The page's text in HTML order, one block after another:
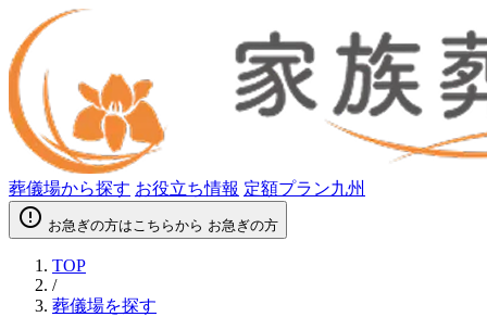
葬儀場から探す お役立ち情報 定額プラン九州
error_outline お急ぎの方はこちらから お急ぎの方
TOP
/
葬儀場を探す